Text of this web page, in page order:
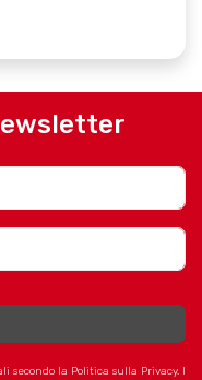
la Politica sulla Privacy. I